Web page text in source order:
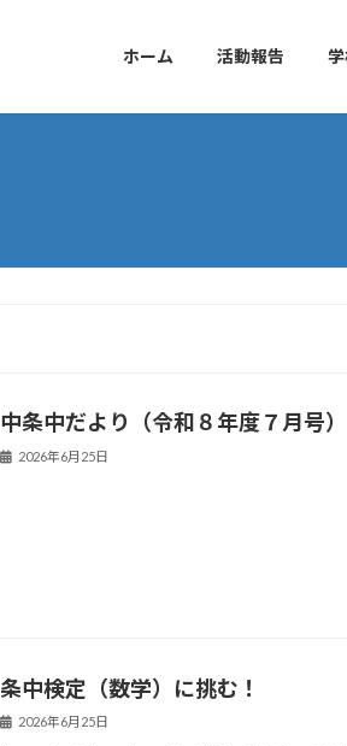
ホーム 活動報告
中条中だより（令和８年度７月号）
2026年6月25日
条中検定（数学）に挑む！
2026年6月25日